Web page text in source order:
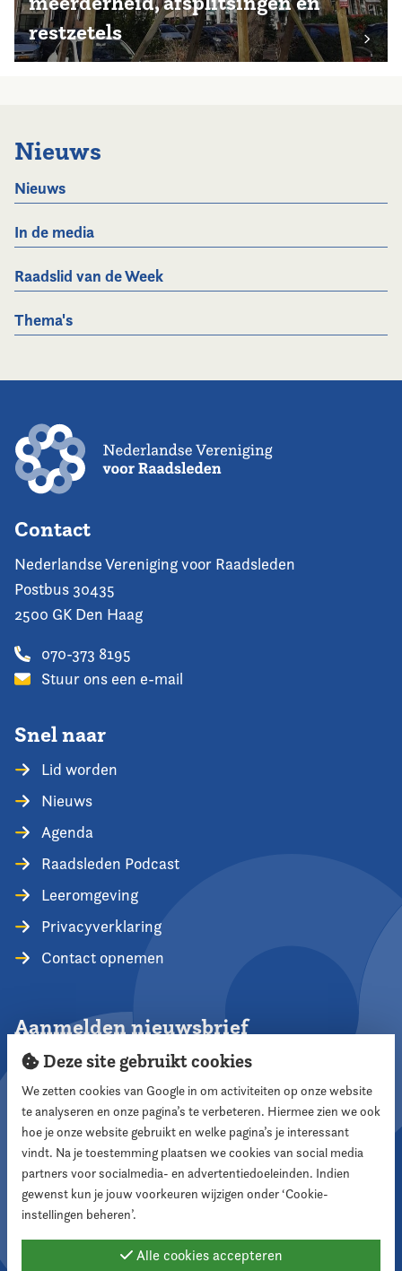
restzetels
Nieuws
Nieuws
In de media
Raadslid van de Week
Thema's
Contact
Nederlandse Vereniging voor Raadsleden
Postbus 30435
2500 GK Den Haag
070-373 8195
Stuur ons een e-mail
Snel naar
Lid worden
Nieuws
Agenda
Raadsleden Podcast
Leeromgeving
Privacyverklaring
Contact opnemen
Aanmelden nieuwsbrief
Aanmelden
Volg ons
Deze site gebruikt cookies
We zetten cookies van Google in om activiteiten op onze website
te analyseren en onze pagina’s te verbeteren. Hiermee zien we ook
hoe je onze website gebruikt en welke pagina’s je interessant
vindt. Na je toestemming plaatsen we cookies van social media
partners voor socialmedia- en advertentiedoeleinden. Indien
gewenst kun je jouw voorkeuren wijzigen onder ‘Cookie-
instellingen beheren’.
Alle cookies accepteren